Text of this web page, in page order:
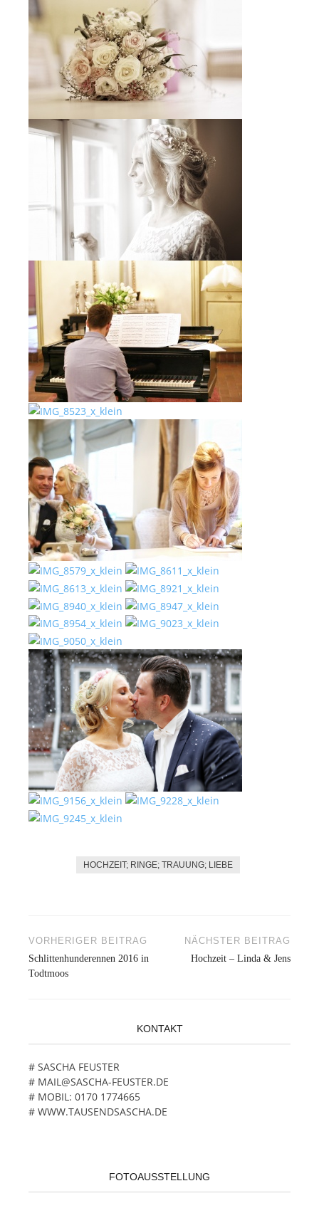
HOCHZEIT; RINGE; TRAUUNG; LIEBE
Beitragsnavigation
VORHERIGER BEITRAG
Schlittenhunderennen 2016 in
Todtmoos
NÄCHSTER BEITRAG
Hochzeit – Linda & Jens
KONTAKT
# SASCHA FEUSTER
# MAIL@SASCHA-FEUSTER.DE
# MOBIL: 0170 1774665
# WWW.TAUSENDSASCHA.DE
FOTOAUSSTELLUNG